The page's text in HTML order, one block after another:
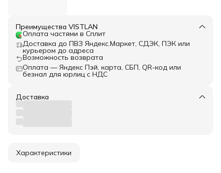
Преимущества VISTLAN
Оплата частями в Сплит
Доставка до ПВЗ Яндекс.Маркет, СДЭК, ПЭК или
курьером до адреса
Возможность возврата
Оплата — Яндекс Пэй, карта, СБП, QR-код или
безнал для юрлиц с НДС
Доставка
Характеристики